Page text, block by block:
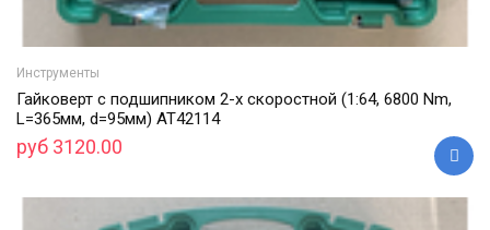
Инструменты
Гайковерт с подшипником 2-х скоростной (1:64, 6800 Nm,
L=365мм, d=95мм) АТ42114
руб 3120.00